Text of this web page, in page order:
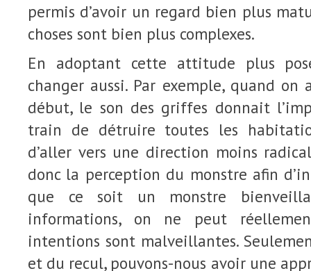
permis d’avoir un regard bien plus
choses sont bien plus complexes.
En adoptant cette attitude plus
changer aussi. Par exemple, quand
début, le son des griffes donnait
train de détruire toutes les
d’aller vers une direction moins
donc la perception du monstre afin
que ce soit un monstre
informations, on ne peut
intentions sont malveillantes.
et du recul, pouvons-nous avoir une